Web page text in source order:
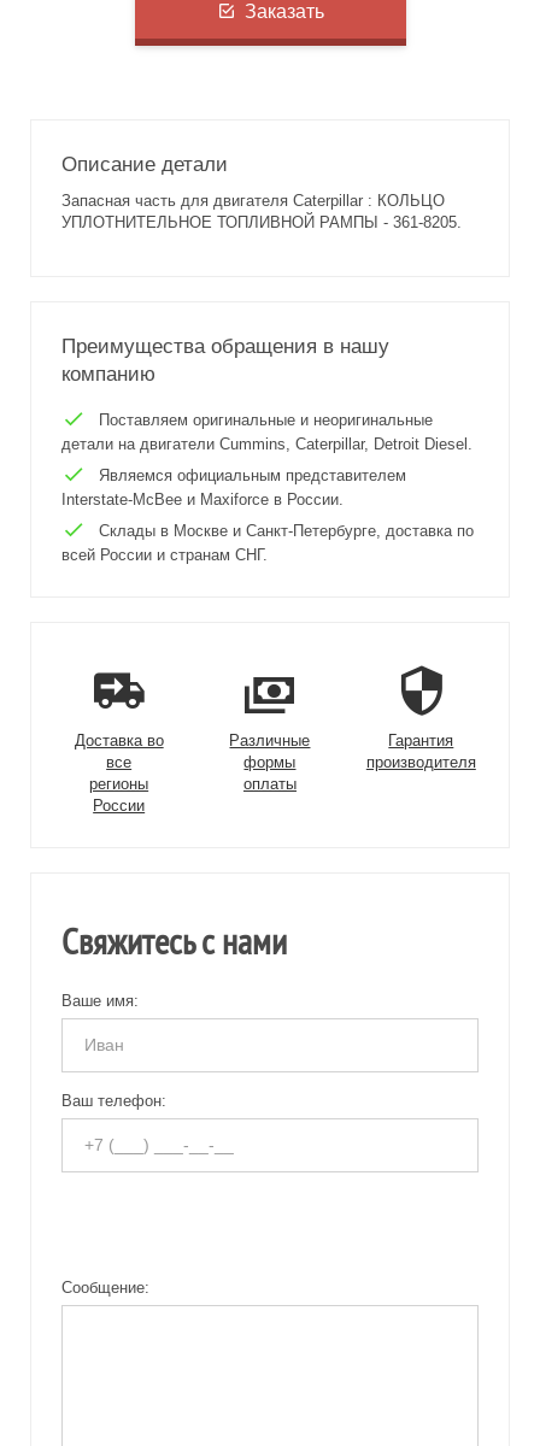
Заказать
Описание детали
Запасная часть для двигателя Caterpillar : КОЛЬЦО
УПЛОТНИТЕЛЬНОЕ ТОПЛИВНОЙ РАМПЫ - 361-8205.
Преимущества обращения в нашу
компанию
Поставляем оригинальные и неоригинальные
детали на двигатели Cummins, Caterpillar, Detroit Diesel.
Являемся официальным представителем
Interstate-McBee и Maxiforce в России.
Склады в Москве и Санкт-Петербурге, доставка по
всей России и странам СНГ.
Доставка во
все
регионы
России
Различные
формы
оплаты
Гарантия
производителя
Свяжитесь с нами
Ваше имя:
Ваш телефон:
Сообщение: